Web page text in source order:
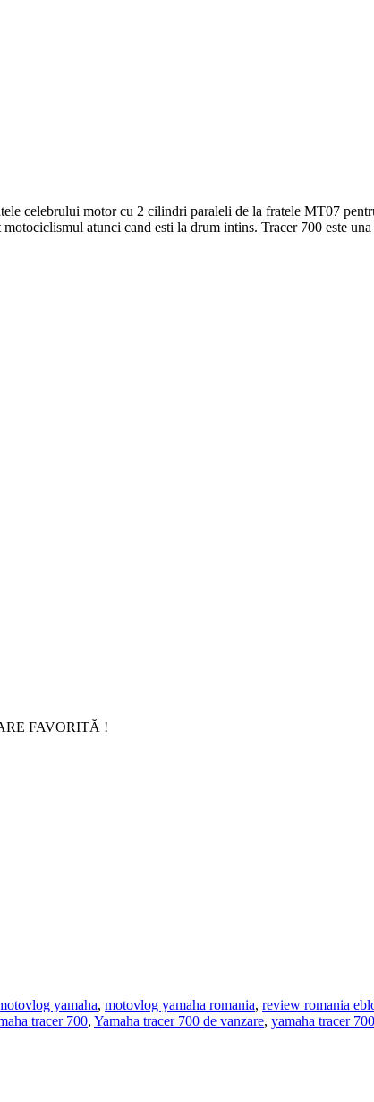
celebrului motor cu 2 cilindri paraleli de la fratele MT07
atunci cand esti la drum intins. Tracer 700 este
FAVORITĂ !
yamaha, motovlog yamaha romania, review romania
tracer 700, Yamaha tracer 700 de vanzare, yamaha tracer